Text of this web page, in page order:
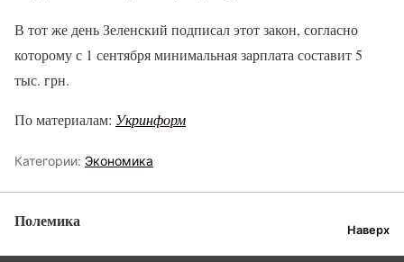
В тот же день Зеленский подписал этот закон, согласно
которому с 1 сентября минимальная зарплата составит 5
тыс. грн.
По материалам: Укринформ
Категории: Экономика
Полемика Наверх